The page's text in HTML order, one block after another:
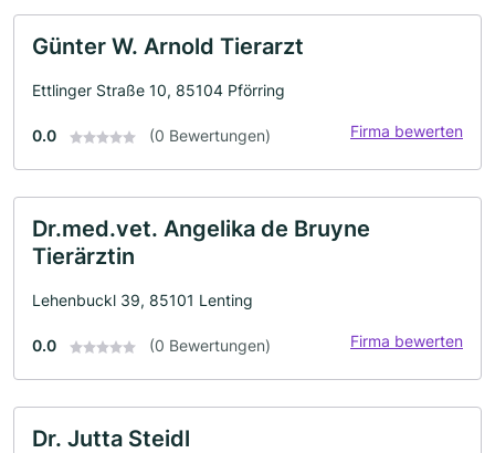
Günter W. Arnold Tierarzt
Ettlinger Straße 10, 85104 Pförring
0.0 (0 Bewertungen) Firma bewerten
Dr.med.vet. Angelika de Bruyne
Tierärztin
Lehenbuckl 39, 85101 Lenting
0.0 (0 Bewertungen) Firma bewerten
Dr. Jutta Steidl